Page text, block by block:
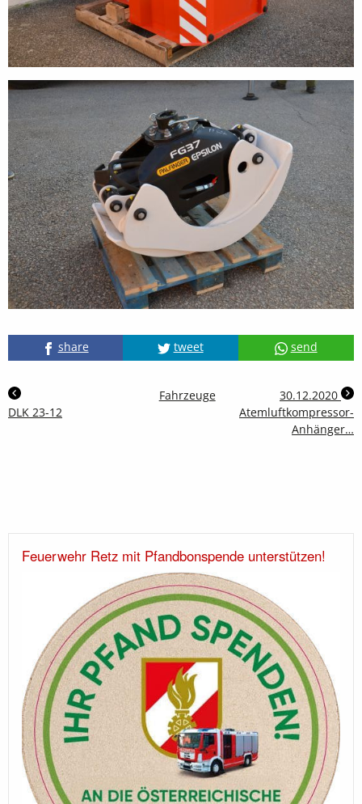
share tweet send
DLK 23-12
Fahrzeuge
30.12.2020
Atemluftkompressor-
Anhänger…
Feuerwehr Retz mit Pfandbonspende unterstützen!